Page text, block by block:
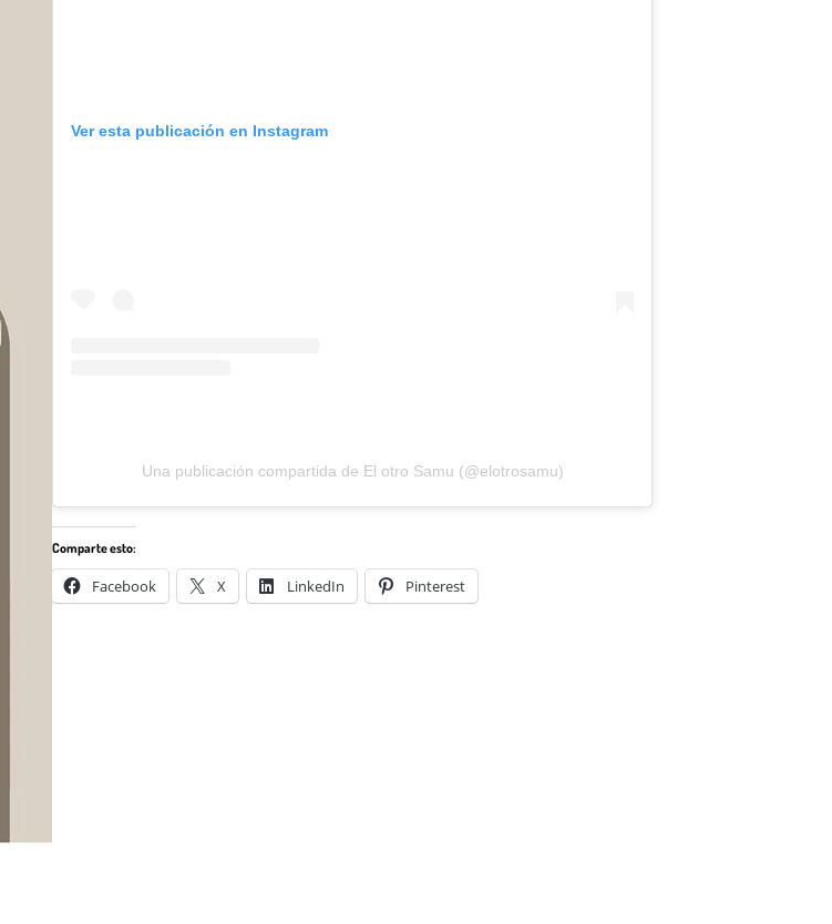
Ver esta publicación en Instagram
Una publicación compartida de El otro Samu (@elotrosamu)
Comparte esto:
Facebook X LinkedIn Pinterest